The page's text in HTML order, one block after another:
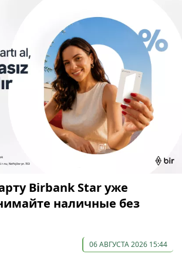
Birbank Star уже
наличные без
06 АВГУСТА 2026 15:44